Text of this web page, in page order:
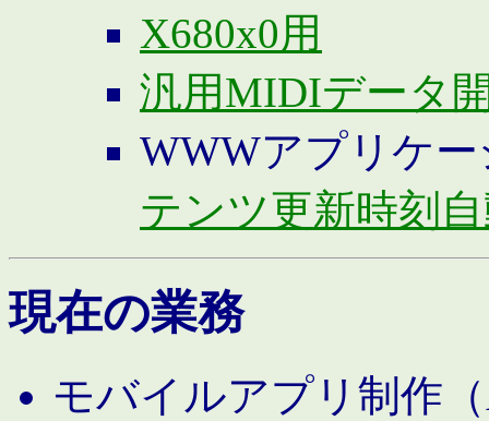
X680x0用
汎用MIDIデータ
WWWアプリケ
テンツ更新時刻
現在の業務
モバイルアプリ制作